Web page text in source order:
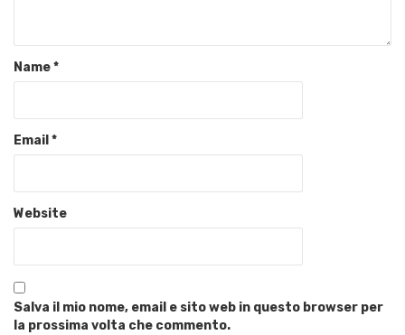
Name*
Email*
Website
Salva il mio nome, email e sito web in questo browser per
la prossima volta che commento.